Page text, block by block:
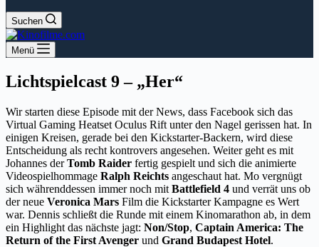
Suchen
Menü
Lichtspielcast 9 – „Her“
Wir starten diese Episode mit der News, dass Facebook sich das
Virtual Gaming Heatset Oculus Rift unter den Nagel gerissen hat. In
einigen Kreisen, gerade bei den Kickstarter-Backern, wird diese
Entscheidung als recht kontrovers angesehen. Weiter geht es mit
Johannes derTomb Raider fertig gespielt und sich die animierte
Videospielhommage Ralph Reichts angeschaut hat. Mo vergnügt
sich währenddessen immer noch mit Battlefield 4 und verrät uns ob
der neue Veronica Mars Film die Kickstarter Kampagne es Wert
war. Dennis schließt die Runde mit einem Kinomarathon ab, in dem
ein Highlight das nächste jagt: Non/Stop, Captain America: The
Return of the First Avenger und Grand Budapest Hotel.